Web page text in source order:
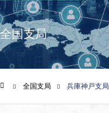
全国支局
全国支局 兵庫神戸支局